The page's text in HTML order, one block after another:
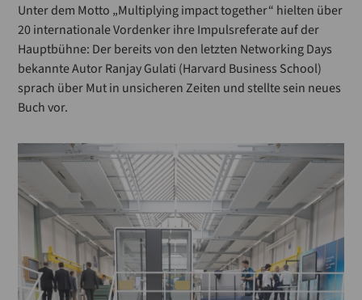
Unter dem Motto „Multiplying impact together“ hielten über
20 internationale Vordenker ihre Impulsreferate auf der
Hauptbühne: Der bereits von den letzten Networking Days
bekannte Autor Ranjay Gulati (Harvard Business School)
sprach über Mut in unsicheren Zeiten und stellte sein neues
Buch vor.